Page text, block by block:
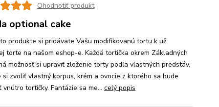
Ohodnotiť produkt
optional cake
produkte si pridávate Vašu modifikovanú tortu k už
torte na našom eshop-e. Každá tortička okrem Základných
možnosť si upraviť zloženie torty podľa vlastných predstáv,
si zvoliť vlastný korpus, krém a ovocie z ktorého sa bude
vnútro tortičky. Fantázie sa me... celý popis